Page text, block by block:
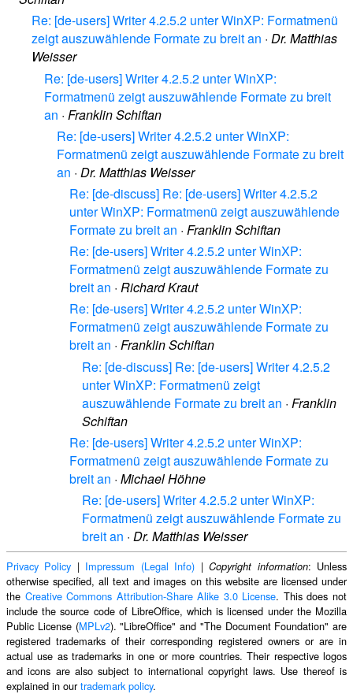
Re: [de-users] Writer 4.2.5.2 unter WinXP: Formatmenü
zeigt auszuwählende Formate zu breit an · Dr. Matthias
Weisser
Re: [de-users] Writer 4.2.5.2 unter WinXP:
Formatmenü zeigt auszuwählende Formate zu breit
an · Franklin Schiftan
Re: [de-users] Writer 4.2.5.2 unter WinXP:
Formatmenü zeigt auszuwählende Formate zu breit
an · Dr. Matthias Weisser
Re: [de-discuss] Re: [de-users] Writer 4.2.5.2
unter WinXP: Formatmenü zeigt auszuwählende
Formate zu breit an · Franklin Schiftan
Re: [de-users] Writer 4.2.5.2 unter WinXP:
Formatmenü zeigt auszuwählende Formate zu
breit an · Richard Kraut
Re: [de-users] Writer 4.2.5.2 unter WinXP:
Formatmenü zeigt auszuwählende Formate zu
breit an · Franklin Schiftan
Re: [de-discuss] Re: [de-users] Writer 4.2.5.2
unter WinXP: Formatmenü zeigt
auszuwählende Formate zu breit an · Franklin
Schiftan
Re: [de-users] Writer 4.2.5.2 unter WinXP:
Formatmenü zeigt auszuwählende Formate zu
breit an · Michael Höhne
Re: [de-users] Writer 4.2.5.2 unter WinXP:
Formatmenü zeigt auszuwählende Formate zu
breit an · Dr. Matthias Weisser
Privacy Policy | Impressum (Legal Info) |Copyright information: Unless
otherwise specified, all text and images on this website are licensed under
the Creative Commons Attribution-Share Alike 3.0 License. This does not
include the source code of LibreOffice, which is licensed under the Mozilla
Public License (MPLv2). "LibreOffice" and "The Document Foundation" are
registered trademarks of their corresponding registered owners or are in
actual use as trademarks in one or more countries. Their respective logos
and icons are also subject to international copyright laws. Use thereof is
explained in ourtrademark policy.